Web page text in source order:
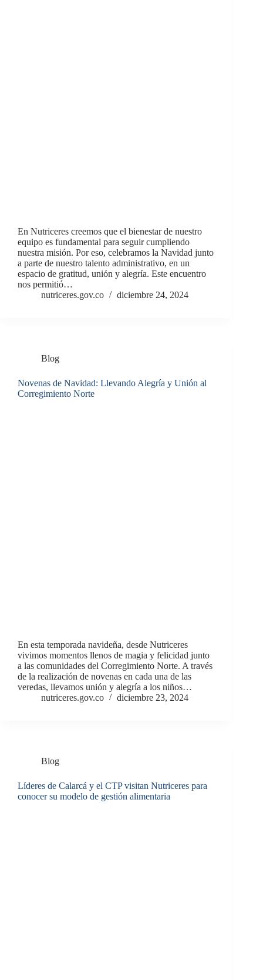
En Nutriceres creemos que el bienestar de nuestro
equipo es fundamental para seguir cumpliendo
nuestra misión. Por eso, celebramos la Navidad junto
a parte de nuestro talento administrativo, en un
espacio de gratitud, unión y alegría. Este encuentro
nos permitió…
nutriceres.gov.co
diciembre 24, 2024
Blog
Novenas de Navidad: Llevando Alegría y Unión al
Corregimiento Norte
En esta temporada navideña, desde Nutriceres
vivimos momentos llenos de magia y felicidad junto
a las comunidades del Corregimiento Norte. A través
de la realización de novenas en cada una de las
veredas, llevamos unión y alegría a los niños…
nutriceres.gov.co
diciembre 23, 2024
Blog
Líderes de Calarcá y el CTP visitan Nutriceres para
conocer su modelo de gestión alimentaria